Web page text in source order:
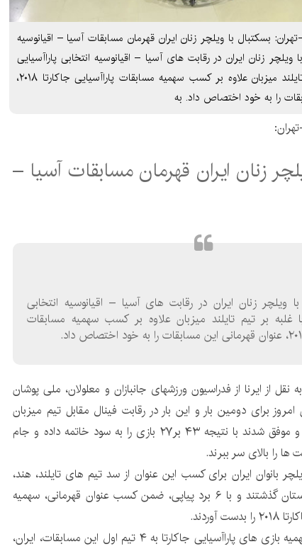
بسکتبال با ویلچر زنان ایران قهرمان مسابقات آسیا – اقیانوسیه
زنان ایران در رقابت های آسیا – اقیانوسیه انتخابی پاراآسیایی
جارکاتا با غلبه بر تیم تایلند میزبان علاوه بر کسب سهمیه مسابقات پاراآسیایی جاکارتا ۲۰۱۸،
را به خود اختصاص داد. به
زنان ایران قهرمان مسابقات آسیا –
ویلچر زنان ایران در رقابت های آسیا – اقیانوسیه انتخابی
با غلبه بر تیم تایلند میزبان علاوه بر کسب سهمیه مسابقات
نقل از ایرنا از فدراسیون ورزشهای جانبازان و معلولان، ملی پوشان
امروز برای دومین بار و این بار در رقابت فینال مقابل تیم میزبان
(تایلند) به میدان رفته و موفق شدند با نتیجه ۴۳ بر۲۷ بازی را به سود خاتمه داده و جام
ها را بالای سر ببرند.
بانوان ایران برای کسب این عنوان از سد تیم های تایلند، هند،
لائوس، کامبوج و افغانستان گذشتند و با ۶ برد پیاپی، ضمن کسب عنوان قهرمانی، سهمیه
با توجه به اختصاص سهمیه بازی های پاراآسیایی جاکارتا به ۴ تیم اول این مسابقات، ایران،